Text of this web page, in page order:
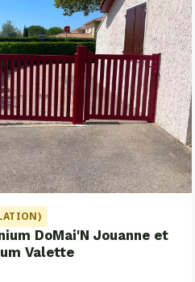
DoMai'N Jouanne et
Valette